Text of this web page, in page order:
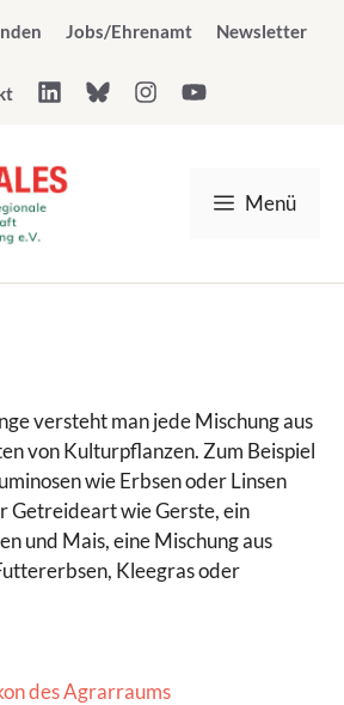
Jobs/Ehrenamt Newsletter
Menü
versteht man jede Mischung aus
von Kulturpflanzen. Zum Beispiel
wie Erbsen oder Linsen
Getreideart wie Gerste, ein
und Mais, eine Mischung aus
Kleegras oder
des Agrarraums